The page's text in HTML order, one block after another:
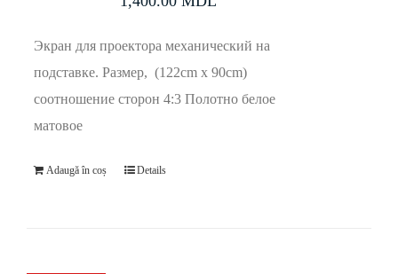
Экран для проектора механический на
подставке. Размер, (122cm x 90cm)
соотношение сторон 4:3 Полотно белое
матовое
Adaugă în coș Details